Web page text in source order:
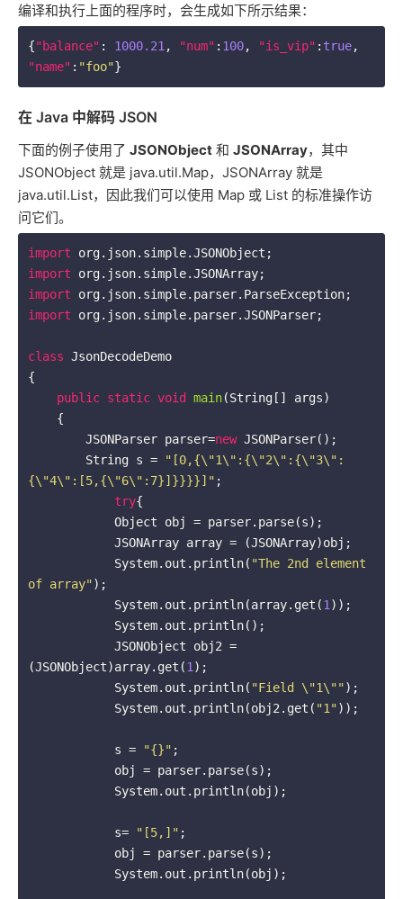
编译和执行上面的程序时，会生成如下所示结果：
{"balance" : 1000.21 , "num" : 100, "is_vip" : true
"name" : "foo"}
在 Java 中解码 JSON
下面的例子使用了 JSONObject 和 JSONArray，其中
JSONObject 就是 java.util.Map，JSONArray 就是
java.util.List，因此我们可以使用 Map 或 List 的标准操作访
问它们。
import
import
import
import org.json.simple.parser.JSONParser;
class JsonDecodeDemo
{
public static void main(String[] args)
{
        JSONParser parser=
new JSONParser();
        String s =
"[0,{\"1\":{\"2\":{\"3\":
{\"4\":[5,{\"6\":7}]}}}}]" ;
try{
            System.out.println(
"The 2nd element
of array" );
            System.out.println(array.get(
1 ));
(JSONObject)array.get(1 );
            System.out.println(
"Field \"1\"" );
            System.out.println(obj2.get(
"1" ));
            s =
"{}" ;
            s=
"[5,]" ;